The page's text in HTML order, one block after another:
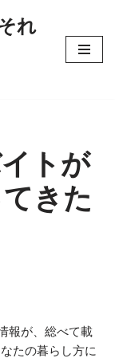
れ
トが
きた
報が、総べて載
たの暮らし方に